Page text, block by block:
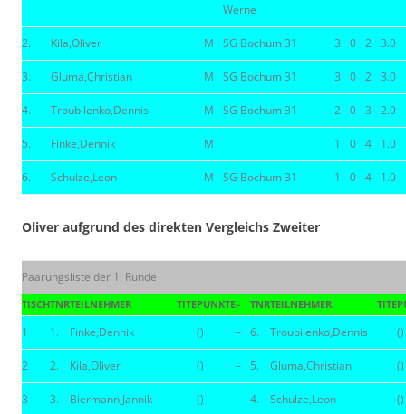
Werne
2. Kila,Oliver M SG Bochum 31 3 0 2 3.0
3. Gluma,Christian M SG Bochum 31 3 0 2 3.0
4. Troubilenko,Dennis M SG Bochum 31 2 0 3 2.0
5. Finke,Dennik M 1 0 4 1.0
6. Schulze,Leon M SG Bochum 31 1 0 4 1.0
Oliver aufgrund des direkten Vergleichs Zweiter
Paarungsliste der 1. Runde
TISCHTNRTEILNEHMER TITEPUNKTE– TNRTEILNEHMER TITE
1 1. Finke,Dennik () – 6. Troubilenko,Dennis ()
2 2. Kila,Oliver () – 5. Gluma,Christian ()
3 3. Biermann,Jannik () – 4. Schulze,Leon ()